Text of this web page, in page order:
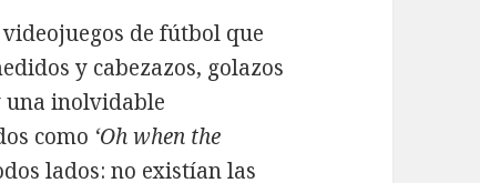
de fútbol que
y cabezazos, golazos
una inolvidable
como ‘Oh when the
lados: no existían las